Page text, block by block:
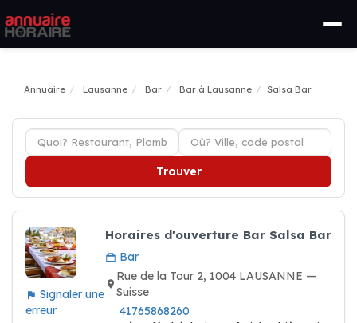
Annuaire Lausanne Bar Bar à Lausanne Salsa Bar
Trouver
Signaler une
erreur
Horaires d'ouverture Bar Salsa Bar
Bar
Rue de la Tour 2, 1004 LAUSANNE —
Suisse
41765868260